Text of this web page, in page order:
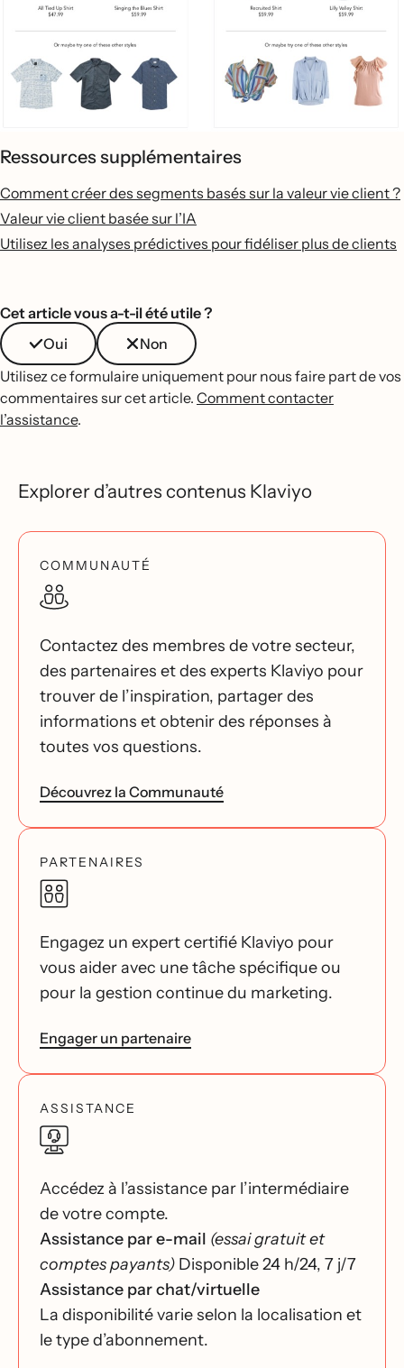
Ressources supplémentaires
Comment créer des segments basés sur la valeur vie client ?
Valeur vie client basée sur l’IA
Utilisez les analyses prédictives pour fidéliser plus de clients
Cet article vous a-t-il été utile ?
Oui
Non
Utilisez ce formulaire uniquement pour nous faire part de vos
commentaires sur cet article. Comment contacter
l’assistance.
Explorer d’autres contenus Klaviyo
COMMUNAUTÉ
Contactez des membres de votre secteur,
des partenaires et des experts Klaviyo pour
trouver de l’inspiration, partager des
informations et obtenir des réponses à
toutes vos questions.
Découvrez la Communauté
PARTENAIRES
Engagez un expert certifié Klaviyo pour
vous aider avec une tâche spécifique ou
pour la gestion continue du marketing.
Engager un partenaire
ASSISTANCE
Accédez à l’assistance par l’intermédiaire
de votre compte.
Assistance par e-mail (essai gratuit et
comptes payants) Disponible 24 h/24, 7 j/7
Assistance par chat/virtuelle
La disponibilité varie selon la localisation et
le type d’abonnement.